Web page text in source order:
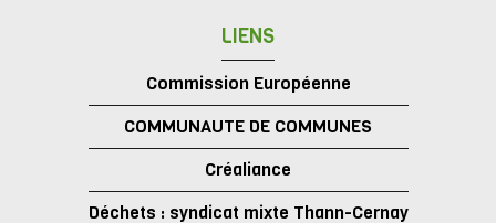
LIENS
Commission Européenne
COMMUNAUTE DE COMMUNES
Créaliance
Déchets : syndicat mixte Thann-Cernay